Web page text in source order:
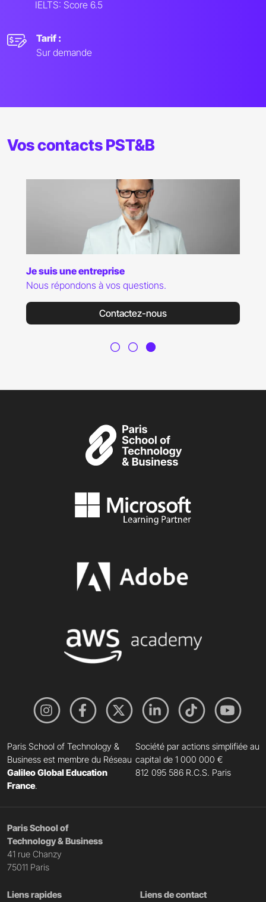
IELTS: Score 6.5
Tarif :
Sur demande
Vos contacts PST&B
Je suis une entreprise
Nous répondons à vos questions.
Contactez-nous
Paris School of Technology &
Business est membre du Réseau
Galileo Global Education
France.
Société par actions simplifiée au
capital de 1 000 000 €
812 095 586 R.C.S. Paris
Paris School of
Technology & Business
41 rue Chanzy
75011 Paris
Liens rapides Liens de contact